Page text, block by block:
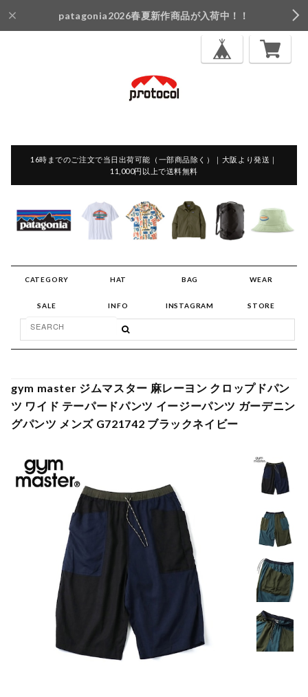
patagonia2026春夏新作商品が入荷中！！
16時までのご注文で当日出荷可能（一部商品除く）｜大阪より発送｜
11,000円以上で送料無料
CATEGORY HAT BAG WEAR
SALE INFO INSTAGRAM STORE
gym master ジムマスター 麻レーヨン クロップドパン
ツ ワイド テーパードパンツ イージーパンツ ガーデニン
グパンツ メンズ G721742 ブラックネイビー